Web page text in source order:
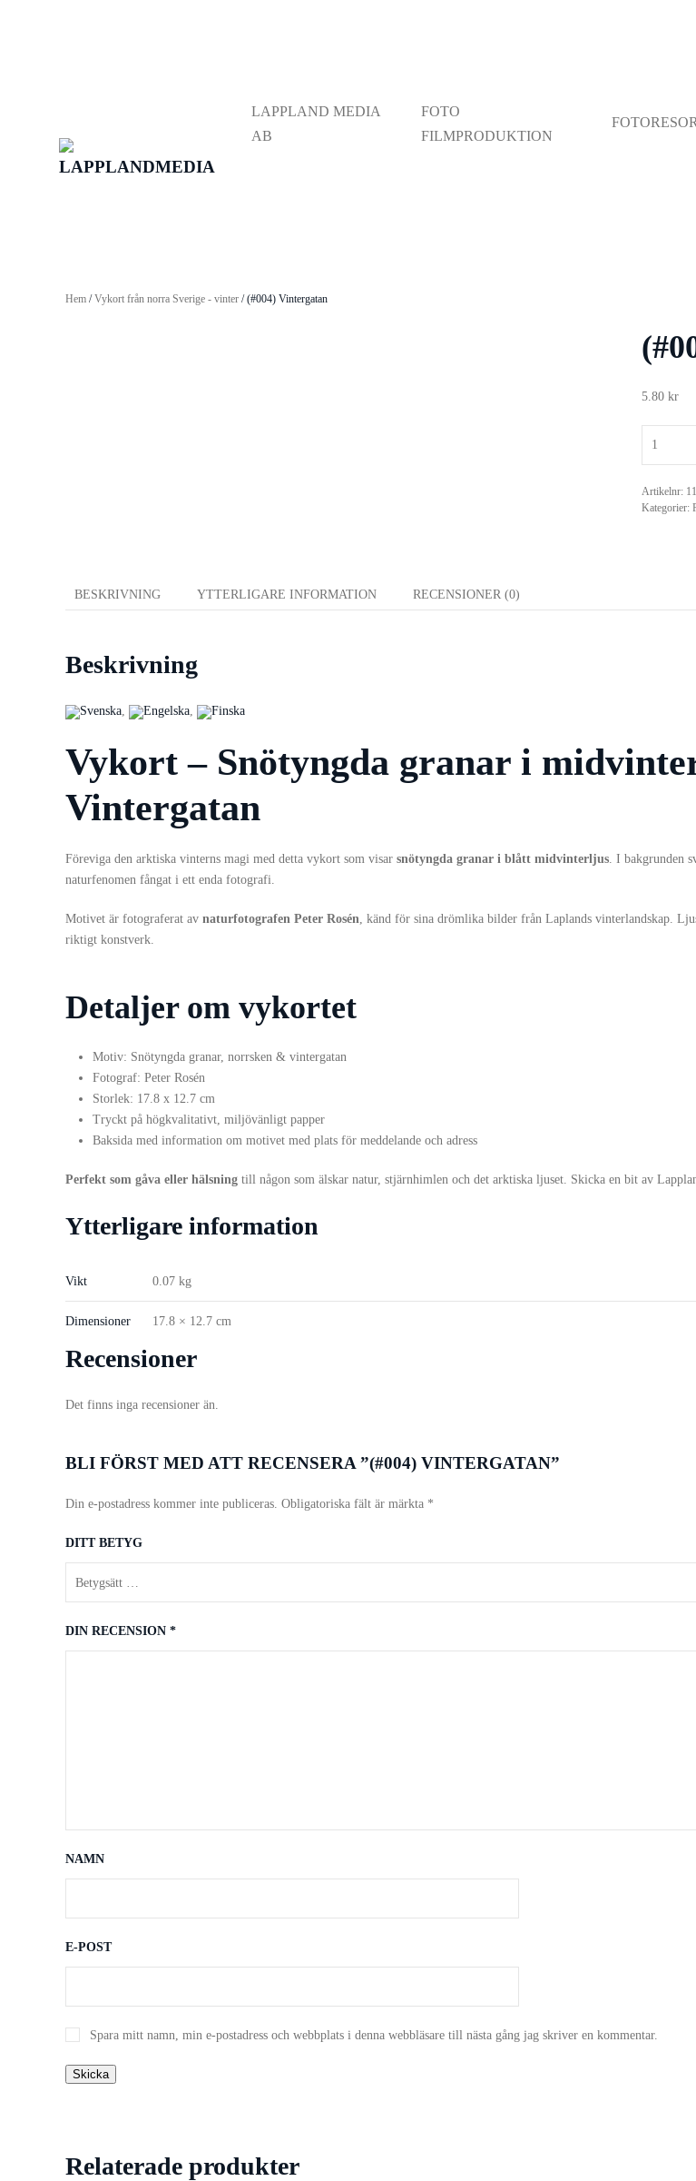
LAPPLAND MEDIA
AB
FOTO
FILMPRODUKTION
FOTORESOR
Hem /Vykort från norra Sverige - vinter / (#004) Vintergatan
5.80 kr
Artikelnr:
Kategorier:
BESKRIVNING YTTERLIGARE INFORMATION RECENSIONER (0)
Beskrivning
Vykort – Snötyngda granar i
Vintergatan
Föreviga den arktiska vinterns magi med detta vykort som visar snötyngda granar i blått midvinterljus. I bakgrunden
naturfenomen fångat i ett enda fotografi.
Motivet är fotograferat av naturfotografen Peter Rosén, känd för sina drömlika bilder från Laplands vinterlandskap.
riktigt konstverk.
Detaljer om vykortet
Motiv: Snötyngda granar, norrsken & vintergatan
Fotograf: Peter Rosén
Storlek: 17.8 x 12.7 cm
Tryckt på högkvalitativt, miljövänligt papper
Baksida med information om motivet med plats för meddelande och adress
Perfekt som gåva eller hälsning till någon som älskar natur, stjärnhimlen och det arktiska ljuset. Skicka en bit av
Ytterligare information
Vikt 0.07 kg
Dimensioner 17.8 × 12.7 cm
Recensioner
Det finns inga recensioner än.
BLI FÖRST MED ATT RECENSERA ”(#004) VINTERGATAN”
Din e-postadress kommer inte publiceras. Obligatoriska fält är märkta *
DITT BETYG
DIN RECENSION *
NAMN
E-POST
Spara mitt namn, min e-postadress och webbplats i denna webbläsare till nästa gång jag skriver en kommentar.
Relaterade produkter